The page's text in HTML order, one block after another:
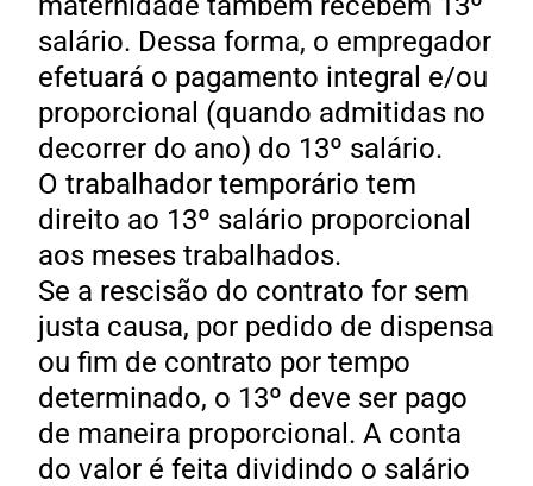
salário. Dessa forma, o empregador
efetuará o pagamento integral e/ou
proporcional (quando admitidas no
decorrer do ano) do 13º salário.
O trabalhador temporário tem
direito ao 13º salário proporcional
aos meses trabalhados.
Se a rescisão do contrato for sem
justa causa, por pedido de dispensa
ou fim de contrato por tempo
determinado, o 13º deve ser pago
de maneira proporcional. A conta
do valor é feita dividindo o salário